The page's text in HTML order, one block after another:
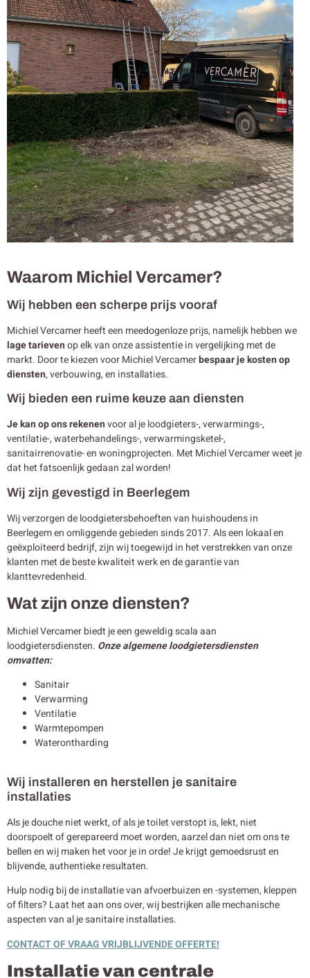
Waarom Michiel Vercamer?
Wij hebben een scherpe prijs vooraf
Michiel Vercamer heeft een meedogenloze prijs, namelijk hebben we
lage tarievenop elk van onze assistentie in vergelijking met de
markt. Door te kiezen voor Michiel Vercamerbespaar je kosten op
diensten, verbouwing, en installaties.
Wij bieden een ruime keuze aan diensten
Je kan op ons rekenenvoor al je loodgieters-, verwarmings-,
ventilatie-, waterbehandelings-, verwarmingsketel-,
sanitairrenovatie- en woningprojecten. Met Michiel Vercamer weet je
dat het fatsoenlijk gedaan zal worden!
Wij zijn gevestigd in Beerlegem
Wij verzorgen de loodgietersbehoeften van huishoudens in
Beerlegem en omliggende gebieden sinds 2017. Als een lokaal en
geëxploiteerd bedrijf, zijn wij toegewijd in het verstrekken van onze
klanten met de beste kwaliteit werk en de garantie van
klanttevredenheid.
Wat zijn onze diensten?
Michiel Vercamer biedt je een geweldig scala aan
loodgietersdiensten. Onze algemene loodgietersdiensten
omvatten:
Sanitair
Verwarming
Ventilatie
Warmtepompen
Waterontharding
Wij installeren en herstellen je sanitaire
installaties
Als je douche niet werkt, of als je toilet verstopt is, lekt, niet
doorspoelt of gerepareerd moet worden, aarzel dan niet om ons te
bellen en wij maken het voor je in orde! Je krijgt gemoedsrust en
blijvende, authentieke resultaten.
Hulp nodig bij de installatie van afvoerbuizen en -systemen, kleppen
of filters? Laat het aan ons over, wij bestrijken alle mechanische
aspecten van al je sanitaire installaties.
CONTACT OF VRAAG VRIJBLIJVENDE OFFERTE!
Installatie van centrale